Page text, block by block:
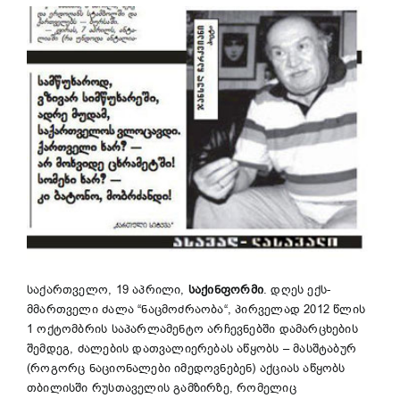
საქართველო, 19 აპრილი, საქინფორმი. დღეს ექს-
მმართველი ძალა “ნაცმოძრაობა“, პირველად 2012 წლის
1 ოქტომბრის საპარლამენტო არჩევნებში დამარცხების
შემდეგ, ძალების დათვალიერებას აწყობს – მასშტაბურ
(როგორც ნაციონალები იმედოვნებენ) აქციას აწყობს
თბილისში რუსთაველის გამზირზე, რომელიც